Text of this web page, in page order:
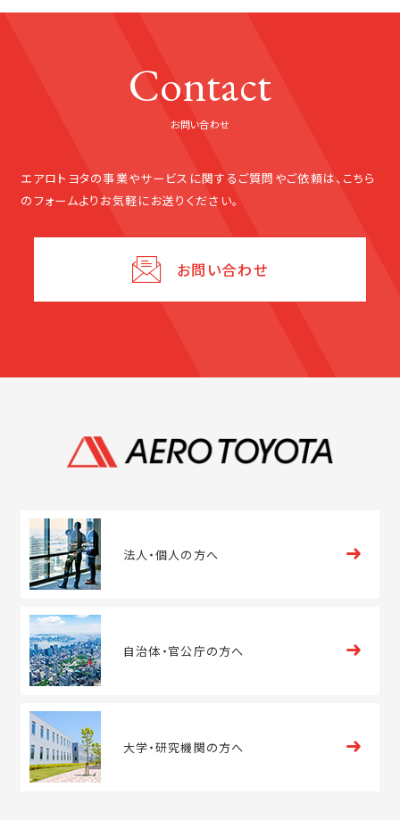
Contact
お問い合わせ
エアロトヨタの事業やサービスに関する ご質問やご依頼は、こちら
のフォームよりお気軽にお送りください。
お問い合わせ
法人・個人の方へ
自治体・官公庁の方へ
大学・研究機関の方へ